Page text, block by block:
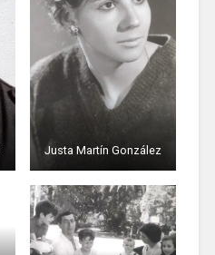
Justa Martín González